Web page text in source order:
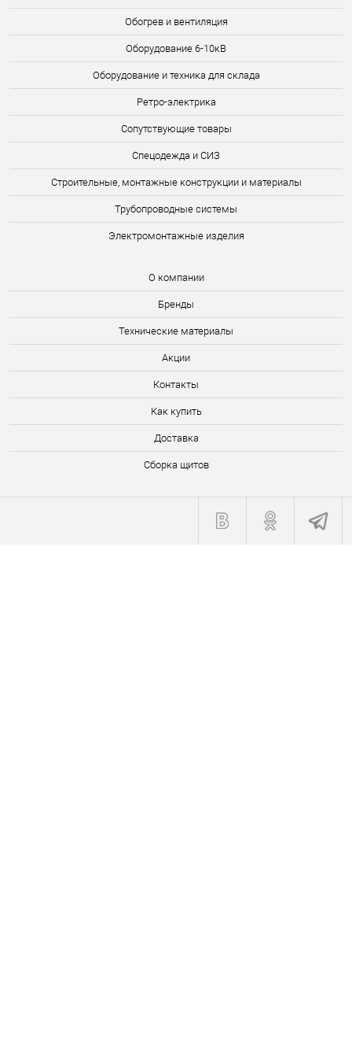
Обогрев и вентиляция
Оборудование 6-10кВ
Оборудование и техника для склада
Ретро-электрика
Сопутствующие товары
Спецодежда и СИЗ
Строительные, монтажные конструкции и материалы
Трубопроводные системы
Электромонтажные изделия
О компании
Бренды
Технические материалы
Акции
Контакты
Как купить
Доставка
Сборка щитов